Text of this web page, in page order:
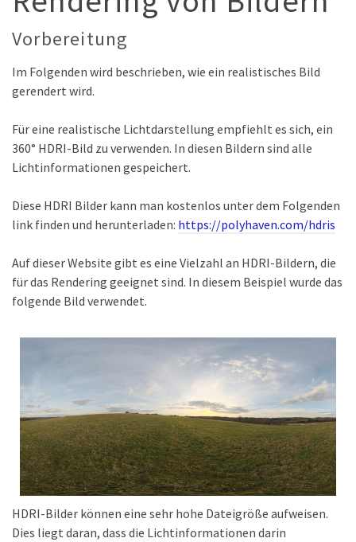
Vorbereitung
Im Folgenden wird beschrieben, wie ein realistisches Bild
gerendert wird.
Für eine realistische Lichtdarstellung empfiehlt es sich, ein
360° HDRI-Bild zu verwenden. In diesen Bildern sind alle
Lichtinformationen gespeichert.
Diese HDRI Bilder kann man kostenlos unter dem Folgenden
link finden und herunterladen: https://polyhaven.com/hdris
Auf dieser Website gibt es eine Vielzahl an HDRI-Bildern, die
für das Rendering geeignet sind. In diesem Beispiel wurde das
folgende Bild verwendet.
HDRI-Bilder können eine sehr hohe Dateigröße aufweisen.
Dies liegt daran, dass die Lichtinformationen darin